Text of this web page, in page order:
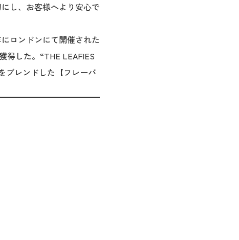
し、お客様へより安心で
ロンドンにて開催された
得した。“THE LEAFIES
ブレンドした【フレーバ